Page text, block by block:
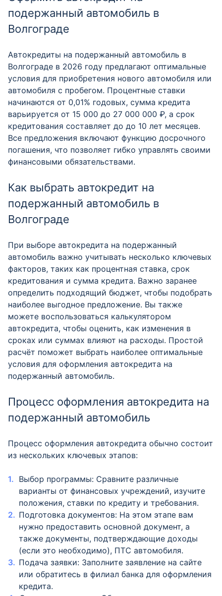
подержанный автомобиль в
Волгограде
Автокредиты на подержанный автомобиль в
Волгограде в 2026 году предлагают оптимальные
условия для приобретения нового автомобиля или
автомобиля с пробегом. Процентные ставки
начинаются от 0,01% годовых, сумма кредита
варьируется от 15 000 до 27 000 000 ₽, а срок
кредитования составляет до до 10 лет месяцев.
Все предложения включают функцию досрочного
погашения, что позволяет гибко управлять своими
финансовыми обязательствами.
Как выбрать автокредит на
подержанный автомобиль в
Волгограде
При выборе автокредита на подержанный
автомобиль важно учитывать несколько ключевых
факторов, таких как процентная ставка, срок
кредитования и сумма кредита. Важно заранее
определить подходящий бюджет, чтобы подобрать
наиболее выгодное предложение. Вы также
можете воспользоваться калькулятором
автокредита, чтобы оценить, как изменения в
сроках или суммах влияют на расходы. Простой
расчёт поможет выбрать наиболее оптимальные
условия для оформления автокредита на
подержанный автомобиль.
Процесс оформления автокредита на
подержанный автомобиль
Процесс оформления автокредита обычно состоит
из нескольких ключевых этапов:
Выбор программы: Сравните различные
варианты от финансовых учреждений, изучите
положения, ставки по кредиту и требования.
Подготовка документов: На этом этапе вам
нужно предоставить основной документ, а
также документы, подтверждающие доходы
(если это необходимо), ПТС автомобиля.
Подача заявки: Заполните заявление на сайте
или обратитесь в филиал банка для оформления
кредита.